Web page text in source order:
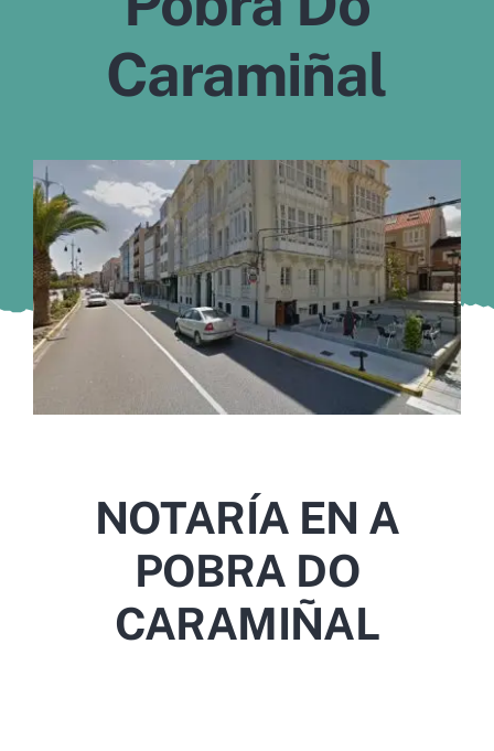
Córdoba
Todas las CCAA
Caramiñal
NOTARÍA EN A
POBRA DO
CARAMIÑAL